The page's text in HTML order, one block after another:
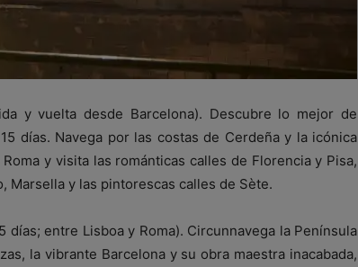
y vuelta desde Barcelona). Descubre lo mejor de
días. Navega por las costas de Cerdeña y la icónica
y visita las románticas calles de Florencia y Pisa,
Marsella y las pintorescas calles de Sète.
días; entre Lisboa y Roma). Circunnavega la Península
la vibrante Barcelona y su obra maestra inacabada,